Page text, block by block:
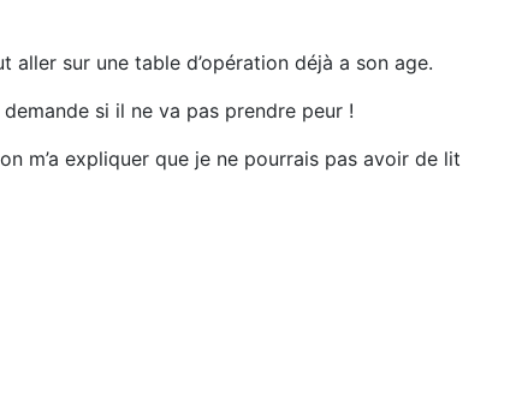
sur une table d’opération déjà a son age.
si il ne va pas prendre peur !
m’a expliquer que je ne pourrais pas avoir de lit